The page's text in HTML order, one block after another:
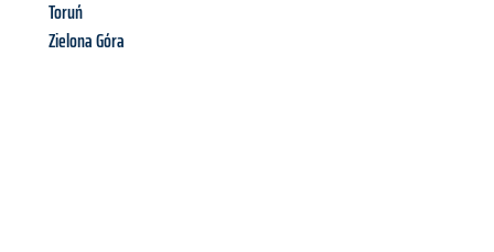
Toruń
Zielona Góra